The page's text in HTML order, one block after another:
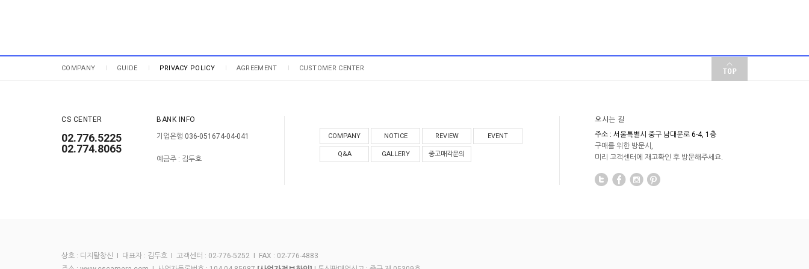
COMPANY GUIDE PRIVACY POLICY AGREEMENT CUSTOMER CENTER
CS CENTER
02.776.5225
02.774.8065
BANK INFO
기업은행 036-051674-04-041
예금주 : 김두호
COMPANY NOTICE REVIEW EVENT
Q&A GALLERY 중고매각문의
오시는 길
주소 : 서울특별시 중구 남대문로 6-4, 1층
구매를 위한 방문시,
미리 고객센터에 재고확인 후 방문해주세요.
상호 : 디지탈창신 I 대표자 : 김두호 I 고객센터 : 02-776-5252 I FAX : 02-776-4883